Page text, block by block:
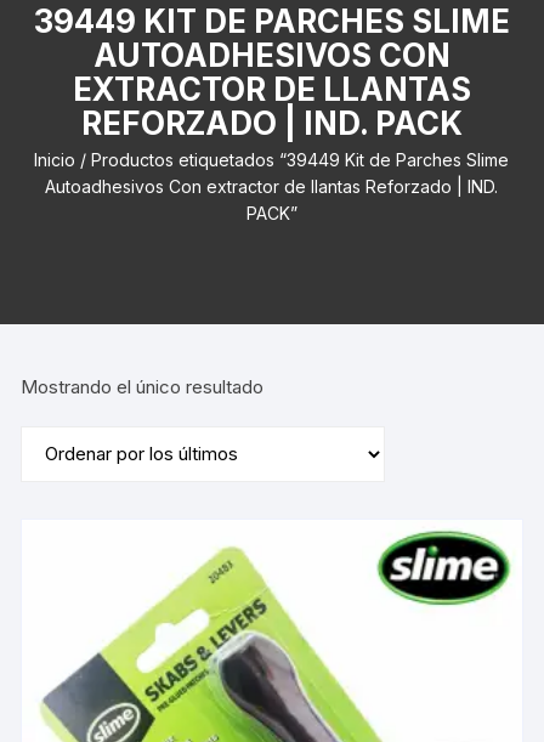
39449 KIT DE PARCHES SLIME
AUTOADHESIVOS CON
EXTRACTOR DE LLANTAS
REFORZADO | IND. PACK
Inicio / Productos etiquetados “39449 Kit de Parches Slime
Autoadhesivos Con extractor de llantas Reforzado | IND.
PACK”
Mostrando el único resultado